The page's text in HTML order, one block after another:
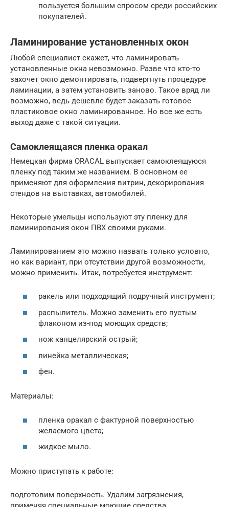
пользуется большим спросом среди российских
покупателей.
Ламинирование установленных окон
Любой специалист скажет, что ламинировать
установленные окна невозможно. Разве что кто-то
захочет окно демонтировать, подвергнуть процедуре
ламинации, а затем установить заново. Такое вряд ли
возможно, ведь дешевле будет заказать готовое
пластиковое окно ламинированное. Но все же есть
выход даже с такой ситуации.
Самоклеящаяся пленка оракал
Немецкая фирма ORACAL выпускает самоклеящуюся
пленку под таким же названием. В основном ее
применяют для оформления витрин, декорирования
стендов на выставках, автомобилей.
Некоторые умельцы используют эту пленку для
ламинирования окон ПВХ своими руками.
Ламинированием это можно назвать только условно,
но как вариант, при отсутствии другой возможности,
можно применить. Итак, потребуется инструмент:
ракель или подходящий подручный инструмент;
распылитель. Можно заменить его пустым
флаконом из-под моющих средств;
нож канцелярский острый;
линейка металлическая;
фен.
Материалы:
пленка оракал с фактурной поверхностью
желаемого цвета;
жидкое мыло.
Можно приступать к работе:
подготовим поверхность. Удалим загрязнения,